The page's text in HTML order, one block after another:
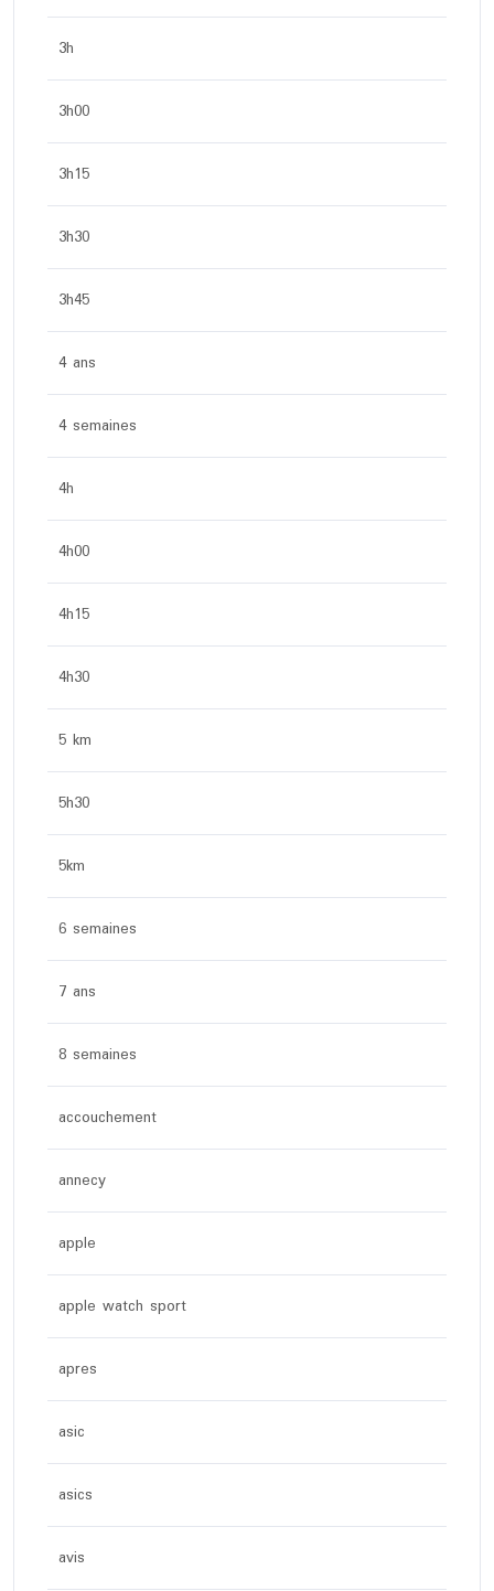
3h
3h00
3h15
3h30
3h45
4 ans
4 semaines
4h
4h00
4h15
4h30
5 km
5h30
5km
6 semaines
7 ans
8 semaines
accouchement
annecy
apple
apple watch sport
apres
asic
asics
avis